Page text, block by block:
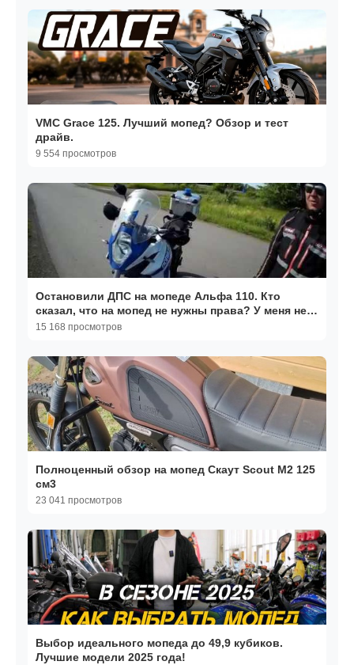
VMC Grace 125. Лучший мопед? Обзор и тест
драйв.
9 554 просмотров
Остановили ДПС на мопеде Альфа 110. Кто
сказал, что на мопед не нужны права? У меня нет
категории А
15 168 просмотров
Полноценный обзор на мопед Скаут Scout M2 125
см3
23 041 просмотров
Выбор идеального мопеда до 49,9 кубиков.
Лучшие модели 2025 года!